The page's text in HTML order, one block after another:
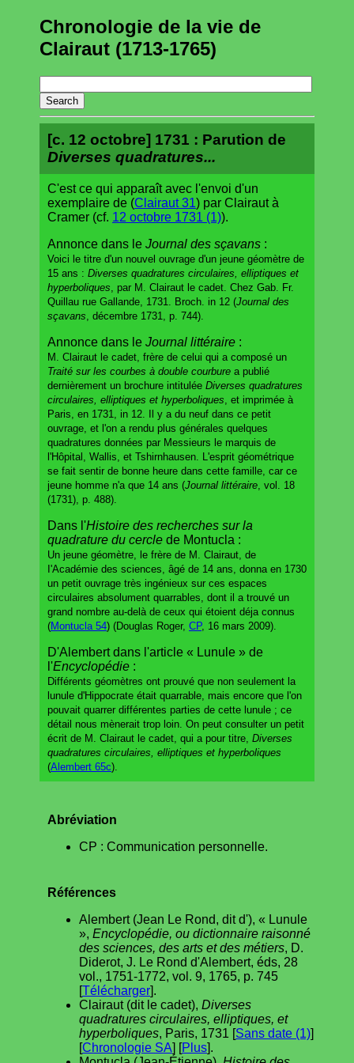
Chronologie de la vie de
Clairaut (1713-1765)
[c. 12 octobre] 1731 : Parution de
Diverses quadratures...
C'est ce qui apparaît avec l'envoi d'un
exemplaire de (Clairaut 31) par Clairaut à
Cramer (cf. 12 octobre 1731 (1)).
Annonce dans le Journal des sçavans :
Voici le titre d'un nouvel ouvrage d'un jeune géomètre de
15 ans : Diverses quadratures circulaires, elliptiques et
hyperboliques , par M. Clairaut le cadet. Chez Gab. Fr.
Quillau rue Gallande, 1731. Broch. in 12 (Journal des
sçavans , décembre 1731, p. 744).
Annonce dans le Journal littéraire :
M. Clairaut le cadet, frère de celui qui a composé un
Traité sur les courbes à double courbure a publié
dernièrement un brochure intitulée Diverses quadratures
circulaires, elliptiques et hyperboliques , et imprimée à
Paris, en 1731, in 12. Il y a du neuf dans ce petit
ouvrage, et l'on a rendu plus générales quelques
quadratures données par Messieurs le marquis de
l'Hôpital, Wallis, et Tshirnhausen. L'esprit géométrique
se fait sentir de bonne heure dans cette famille, car ce
jeune homme n'a que 14 ans (Journal littéraire , vol. 18
(1731), p. 488).
Dans l'Histoire des recherches sur la
quadrature du cercle de Montucla :
Un jeune géomètre, le frère de M. Clairaut, de
I'Académie des sciences, âgé de 14 ans, donna en 1730
un petit ouvrage très ingénieux sur ces espaces
circulaires absolument quarrables, dont il a trouvé un
grand nombre au-delà de ceux qui étoient déja connus
(Montucla 54) (Douglas Roger, CP, 16 mars 2009).
D'Alembert dans l'article « Lunule » de
l'Encyclopédie :
Différents géomètres ont prouvé que non seulement la
lunule d'Hippocrate était quarrable, mais encore que l'on
pouvait quarrer différentes parties de cette lunule ; ce
détail nous mènerait trop loin. On peut consulter un petit
écrit de M. Clairaut le cadet, qui a pour titre, Diverses
quadratures circulaires, elliptiques et hyperboliques
(Alembert 65c).
Abréviation
CP : Communication personnelle.
Références
Alembert (Jean Le Rond, dit d'), « Lunule
», Encyclopédie, ou dictionnaire raisonné
des sciences, des arts et des métiers, D.
Diderot, J. Le Rond d'Alembert, éds, 28
vol., 1751-1772, vol. 9, 1765, p. 745
[Télécharger].
Clairaut (dit le cadet), Diverses
quadratures circulaires, elliptiques, et
hyperboliques, Paris, 1731 [Sans date (1)]
[Chronologie SA] [Plus].